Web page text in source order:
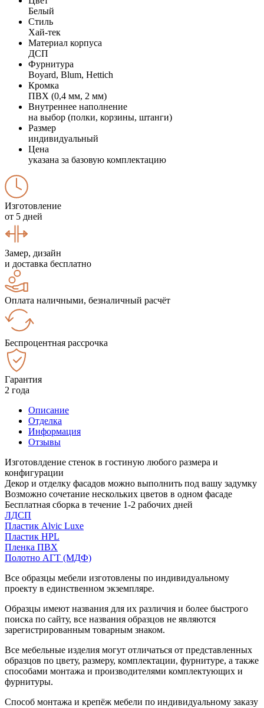
Белый
Стиль
Хай-тек
Материал корпуса
ДСП
Фурнитура
Boyard, Blum, Hettich
Кромка
ПВХ (0,4 мм, 2 мм)
Внутреннее наполнение
на выбор (полки, корзины, штанги)
Размер
индивидуальный
Цена
указана за базовую комплектацию
Изготовление
от 5 дней
Замер, дизайн
и доставка бесплатно
Оплата наличными, безналичный расчёт
Беспроцентная рассрочка
Гарантия
2 года
Описание
Отделка
Информация
Отзывы
Изготовлдение стенок в гостиную любого размера и
конфигурации
Декор и отделку фасадов можно выполнить под вашу задумку
Возможно сочетание нескольких цветов в одном фасаде
Бесплатная сборка в течение 1-2 рабочих дней
ЛДСП
Пластик Alvic Luxe
Пластик HPL
Пленка ПВХ
Полотно АГТ (МДФ)
Все образцы мебели изготовлены по индивидуальному
проекту в единственном экземпляре.
Образцы имеют названия для их различия и более быстрого
поиска по сайту, все названия образцов не являются
зарегистрированным товарным знаком.
Все мебельные изделия могут отличаться от представленных
образцов по цвету, размеру, комплектации, фурнитуре, а также
способами монтажа и производителями комплектующих и
фурнитуры.
Способ монтажа и крепёж мебели по индивидуальному заказу